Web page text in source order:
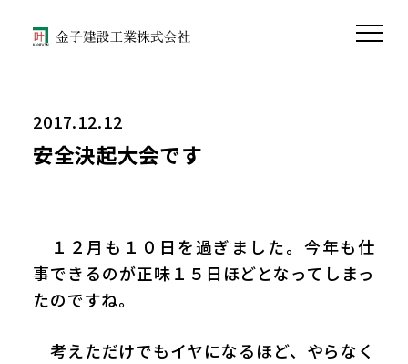
2017.12.12
安全決起大会です
１２月も１０日を過ぎました。今年も仕
事できるのが正味１５日ほどとなってしまっ
たのですね。
考えただけでもイヤになるほど、やらなく